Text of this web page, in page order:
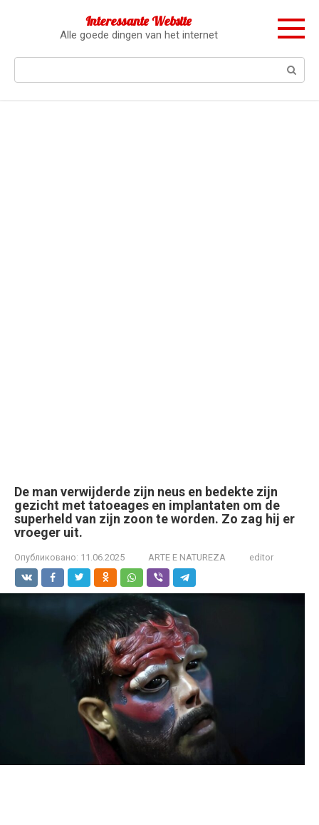
Interessante Website
Alle goede dingen van het internet
De man verwijderde zijn neus en bedekte zijn
gezicht met tatoeages en implantaten om de
superheld van zijn zoon te worden. Zo zag hij er
vroeger uit.
Опубликовано: 11.06.2025 ARTE E NATUREZA editor